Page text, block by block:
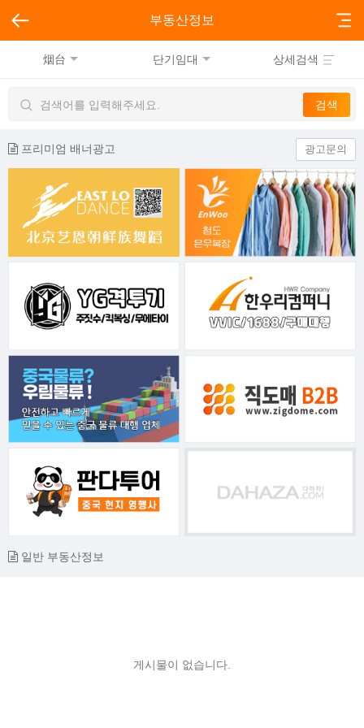
부동산정보
烟台 단기임대 상세검색
프리미엄 배너광고 광고문의
일반 부동산정보
게시물이 없습니다.